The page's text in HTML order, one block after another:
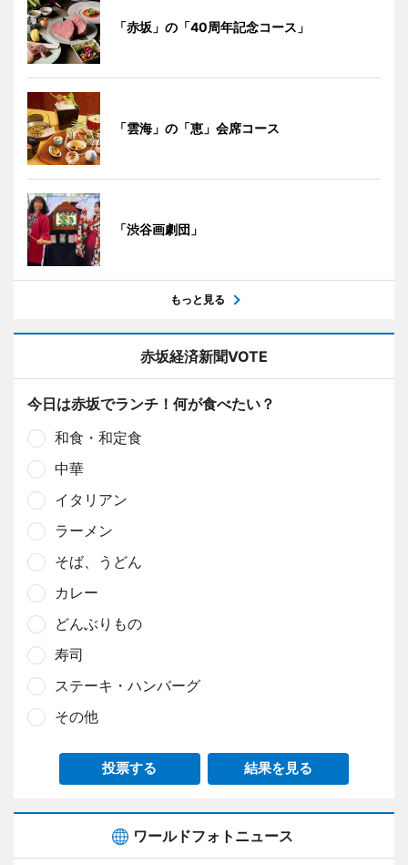
「赤坂」の「40周年記念コース」
「雲海」の「恵」会席コース
「渋谷画劇団」
もっと見る
赤坂経済新聞VOTE
今日は赤坂でランチ！何が食べたい？
和食・和定食
中華
イタリアン
ラーメン
そば、うどん
カレー
どんぶりもの
寿司
ステーキ・ハンバーグ
その他
投票する 結果を見る
ワールドフォトニュース